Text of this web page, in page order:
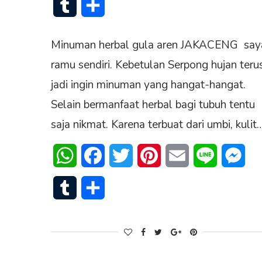
Tumblr
Minuman herbal gula aren JAKACENG
ramu sendiri. Kebetulan Serpong hujan
jadi ingin minuman yang hangat-hangat.
Selain bermanfaat herbal bagi tubuh tentu
saja nikmat. Karena terbuat dari umbi,
WhatsAppFacebookTwitter PinterestEmail Line
Tumblr